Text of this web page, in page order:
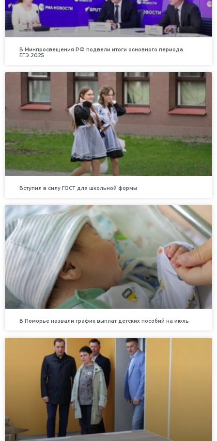
В Минпросвещения РФ подвели итоги основного периода
ЕГЭ‑2025
Вступил в силу ГОСТ для школьной формы
В Поморье назвали график выплат детских пособий на июль